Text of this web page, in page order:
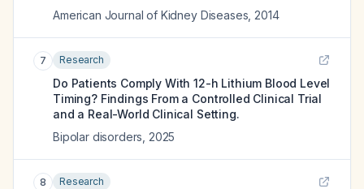
American Journal of Kidney Diseases 2014
7 Research
Do Patients Comply With 12-h Lithium Blood Level
Timing? Findings From a Controlled Clinical Trial
and a Real-World Clinical Setting.
Bipolar disorders 2025
8 Research